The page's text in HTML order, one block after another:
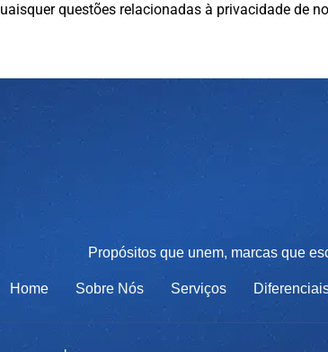
questões relacionadas à privacidade de
Propósitos que unem, marcas que
Home Sobre Nós Serviços